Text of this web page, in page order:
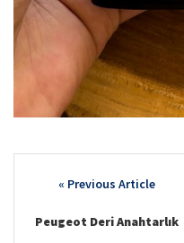
navigation
Peugeot Deri Anahtarlık